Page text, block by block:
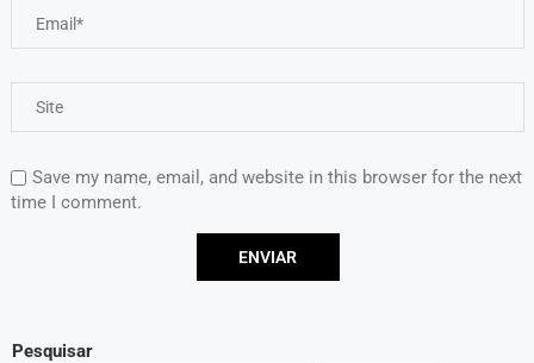
Save my name, email, and website in this browser for the next
time I comment.
Pesquisar